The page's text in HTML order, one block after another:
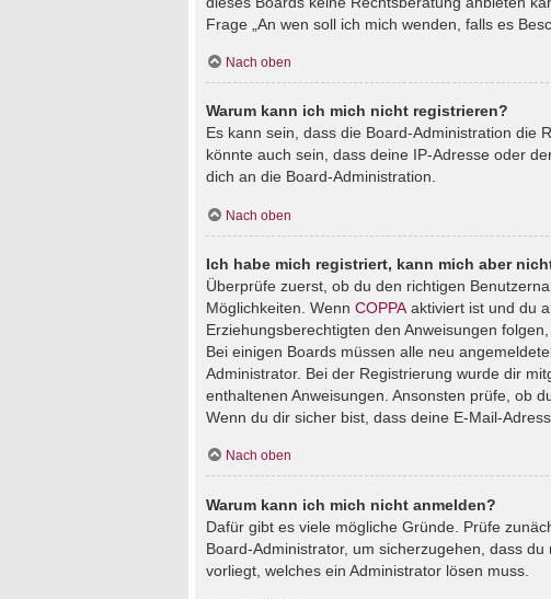
Frage „An wen soll ich mich wenden, falls es
Nach oben
Warum kann ich mich nicht registrieren?
Es kann sein, dass die Board-Administration die
könnte auch sein, dass deine IP-Adresse oder
dich an die Board-Administration.
Nach oben
Ich habe mich registriert, kann mich aber
Überprüfe zuerst, ob du den richtigen
Möglichkeiten. Wenn COPPA aktiviert ist und du
Erziehungsberechtigten den Anweisungen
Bei einigen Boards müssen alle neu
Administrator. Bei der Registrierung wurde dir
enthaltenen Anweisungen. Ansonsten prüfe, ob
Wenn du dir sicher bist, dass deine E-Mail-
Nach oben
Warum kann ich mich nicht anmelden?
Dafür gibt es viele mögliche Gründe. Prüfe
Board-Administrator, um sicherzugehen, dass
vorliegt, welches ein Administrator lösen muss.